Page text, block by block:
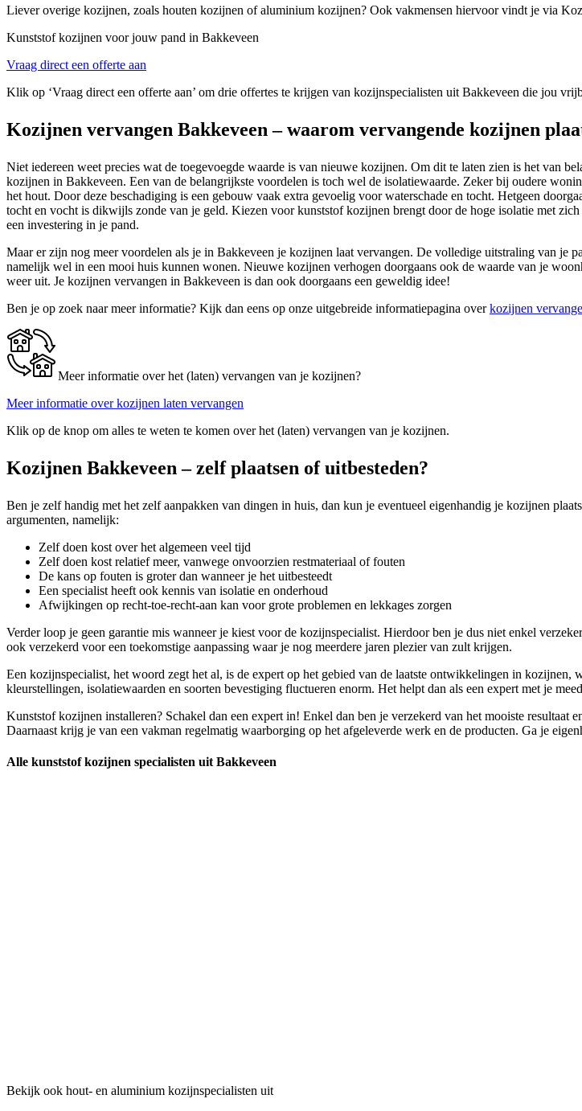
Liever overige kozijnen, zoals houten kozijnen of aluminium kozijnen? Ook vakmensen hiervoor vindt je via
Kunststof kozijnen voor jouw pand in Bakkeveen
Vraag direct een offerte aan
Klik op ‘Vraag direct een offerte aan’ om drie offertes te krijgen van kozijnspecialisten uit Bakkeveen die jou
Kozijnen vervangen Bakkeveen – waarom vervangende kozijnen
Niet iedereen weet precies wat de toegevoegde waarde is van nieuwe kozijnen. Om dit te laten zien is het van
kozijnen in Bakkeveen. Een van de belangrijkste voordelen is toch wel de isolatiewaarde. Zeker bij oudere
het hout. Door deze beschadiging is een gebouw vaak extra gevoelig voor waterschade en tocht. Hetgeen
tocht en vocht is dikwijls zonde van je geld. Kiezen voor kunststof kozijnen brengt door de hoge isolatie met
een investering in je pand.
Maar er zijn nog meer voordelen als je in Bakkeveen je kozijnen laat vervangen. De volledige uitstraling van
namelijk wel in een mooi huis kunnen wonen. Nieuwe kozijnen verhogen doorgaans ook de waarde van je
weer uit. Je kozijnen vervangen in Bakkeveen is dan ook doorgaans een geweldig idee!
Ben je op zoek naar meer informatie? Kijk dan eens op onze uitgebreide informatiepagina overkozijnen
Meer informatie over het (laten) vervangen van je kozijnen?
Meer informatie over kozijnen laten vervangen
Klik op de knop om alles te weten te komen over het (laten) vervangen van je kozijnen.
Kozijnen Bakkeveen – zelf plaatsen of uitbesteden?
Ben je zelf handig met het zelf aanpakken van dingen in huis, dan kun je eventueel eigenhandig je kozijnen
argumenten, namelijk:
Zelf doen kost over het algemeen veel tijd
Zelf doen kost relatief meer, vanwege onvoorzien restmateriaal of fouten
De kans op fouten is groter dan wanneer je het uitbesteedt
Een specialist heeft ook kennis van isolatie en onderhoud
Afwijkingen op recht-toe-recht-aan kan voor grote problemen en lekkages zorgen
Verder loop je geen garantie mis wanneer je kiest voor de kozijnspecialist. Hierdoor ben je dus niet enkel
ook verzekerd voor een toekomstige aanpassing waar je nog meerdere jaren plezier van zult krijgen.
Een kozijnspecialist, het woord zegt het al, is de expert op het gebied van de laatste ontwikkelingen in
kleurstellingen, isolatiewaarden en soorten bevestiging fluctueren enorm. Het helpt dan als een expert met je
Kunststof kozijnen installeren? Schakel dan een expert in! Enkel dan ben je verzekerd van het mooiste resultaat
Daarnaast krijg je van een vakman regelmatig waarborging op het afgeleverde werk en de producten. Ga je
Alle kunststof kozijnen specialisten uit Bakkeveen
Bekijk ook hout- en aluminium kozijnspecialisten uit